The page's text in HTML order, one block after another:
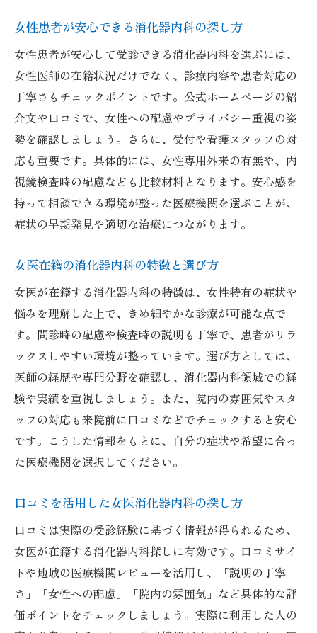
女性患者が安心できる消化器内科の探し方
女性患者が安心して受診できる消化器内科を選ぶには、
女性医師の在籍状況だけでなく、診療内容や患者対応の
丁寧さもチェックポイントです。公式ホームページの紹
介文や口コミで、女性への配慮やプライバシー重視の姿
勢を確認しましょう。さらに、受付や看護スタッフの対
応も重要です。具体的には、女性専用外来の有無や、内
視鏡検査時の配慮なども比較材料となります。安心感を
持って相談できる環境が整った医療機関を選ぶことが、
症状の早期発見や適切な治療につながります。
女医在籍の消化器内科の特徴と選び方
女医が在籍する消化器内科の特徴は、女性特有の症状や
悩みを理解した上で、きめ細やかな診療が可能な点で
す。問診時の配慮や検査時の説明も丁寧で、患者がリラ
ックスしやすい環境が整っています。選び方としては、
医師の経歴や専門分野を確認し、消化器内科領域での経
験や実績を重視しましょう。また、院内の雰囲気やスタ
ッフの対応も来院前に口コミなどでチェックすると安心
です。こうした情報をもとに、自分の症状や希望に合っ
た医療機関を選択してください。
口コミを活用した女医消化器内科の探し方
口コミは実際の受診経験に基づく情報が得られるため、
女医が在籍する消化器内科探しに有効です。口コミサイ
トや地域の医療機関レビューを活用し、「説明の丁寧
さ」「女性への配慮」「院内の雰囲気」など具体的な評
価ポイントをチェックしましょう。実際に利用した人の